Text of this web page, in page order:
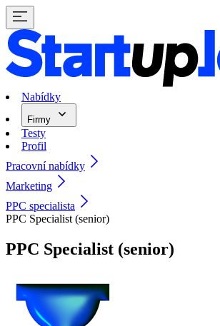
Nabídky
Firmy
Testy
Profil
Pracovní nabídky
Marketing
PPC specialista
PPC Specialist (senior)
PPC Specialist (senior)